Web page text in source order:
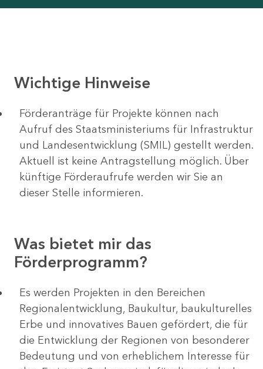
Wichtige Hinweise
Förderanträge für Projekte können nach
Aufruf des Staatsministeriums für Infrastruktur
und Landesentwicklung (SMIL) gestellt werden.
Aktuell ist keine Antragstellung möglich. Über
künftige Förderaufrufe werden wir Sie an
dieser Stelle informieren.
Was bietet mir das
Förderprogramm?
Es werden Projekten in den Bereichen
Regionalentwicklung, Baukultur, baukulturelles
Erbe und innovatives Bauen gefördert, die für
die Entwicklung der Regionen von besonderer
Bedeutung und von erheblichem Interesse für